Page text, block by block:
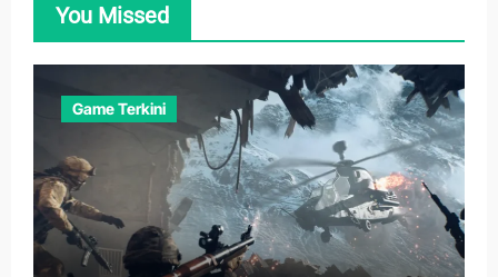
You Missed
Game Terkini